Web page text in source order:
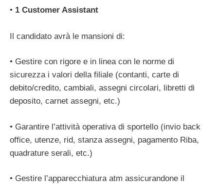
• 1 Customer Assistant
Il candidato avrà le mansioni di:
• Gestire con rigore e in linea con le norme di
sicurezza i valori della filiale (contanti, carte di
debito/credito, cambiali, assegni circolari, libretti di
deposito, carnet assegni, etc.)
• Garantire l’attività operativa di sportello (invio back
office, utenze, rid, stanza assegni, pagamento Riba,
quadrature serali, etc.)
• Gestire l’apparecchiatura atm assicurandone il